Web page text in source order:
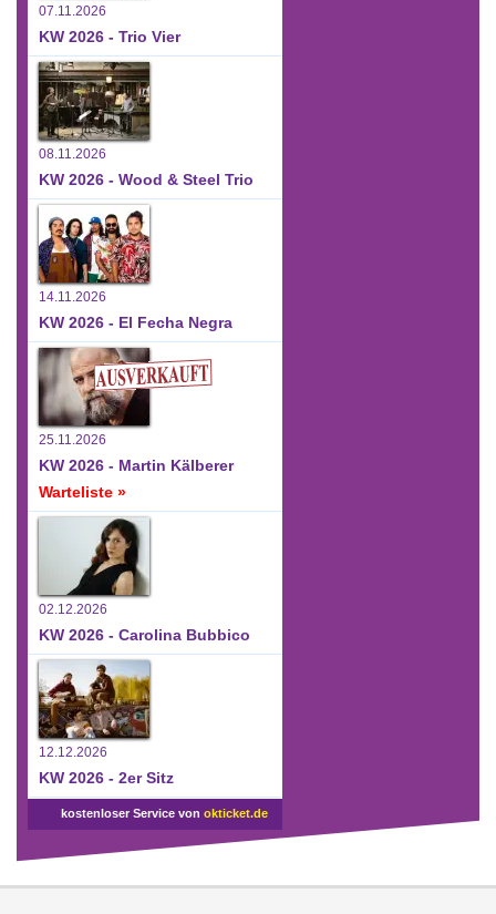
07.11.2026
KW 2026 - Trio Vier
08.11.2026
KW 2026 - Wood & Steel Trio
14.11.2026
KW 2026 - El Fecha Negra
25.11.2026
KW 2026 - Martin Kälberer
Warteliste »
02.12.2026
KW 2026 - Carolina Bubbico
12.12.2026
KW 2026 - 2er Sitz
kostenloser Service von okticket.de